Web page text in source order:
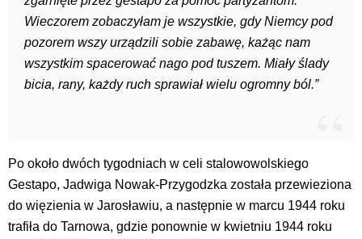
Wieczorem zobaczyłam je wszystkie, gdy Niemcy pod
pozorem wszy urządzili sobie zabawę, każąc nam
wszystkim spacerować nago pod tuszem. Miały ślady
bicia, rany, każdy ruch sprawiał wielu ogromny ból.”
Po około dwóch tygodniach w celi stalowowolskiego
Gestapo, Jadwiga Nowak-Przygodzka została przewieziona
do więzienia w Jarosławiu, a następnie w marcu 1944 roku
trafiła do Tarnowa, gdzie ponownie w kwietniu 1944 roku